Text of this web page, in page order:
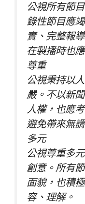
公視所有節
錄性節目應
實、完整報
在製播時也
尊重
公視秉持以
嚴。不以新
人權，也應
避免帶來無
多元
公視尊重多
創意。所有
面貌，也積
容、理解。